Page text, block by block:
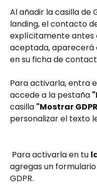
Al añadir la casilla de
landing, el contacto
explícitamente antes
aceptada, aparecerá
en su ficha de
Para activarla, entra
accede a la pestaña
casilla "Mostrar
personalizar el texto
Para activarla en tu
agregas un
GDPR.